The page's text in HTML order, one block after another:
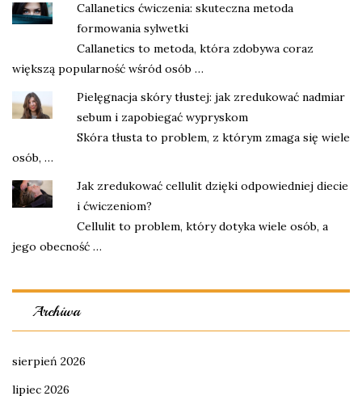
Callanetics ćwiczenia: skuteczna metoda
formowania sylwetki
Callanetics to metoda, która zdobywa coraz
większą popularność wśród osób …
Pielęgnacja skóry tłustej: jak zredukować nadmiar
sebum i zapobiegać wypryskom
Skóra tłusta to problem, z którym zmaga się wiele
osób, …
Jak zredukować cellulit dzięki odpowiedniej diecie
i ćwiczeniom?
Cellulit to problem, który dotyka wiele osób, a
jego obecność …
Archiwa
sierpień 2026
lipiec 2026